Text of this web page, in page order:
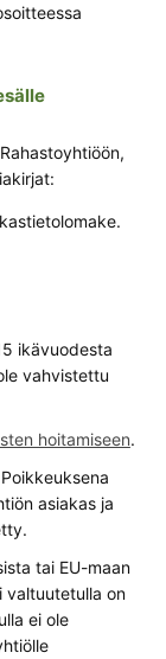
ikävuodesta
vahvistettu
hoitamiseen.
asiakas ja
tai EU-maan
valtuutetulla on
ei ole